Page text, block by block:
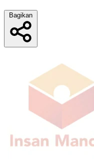
Bagikan